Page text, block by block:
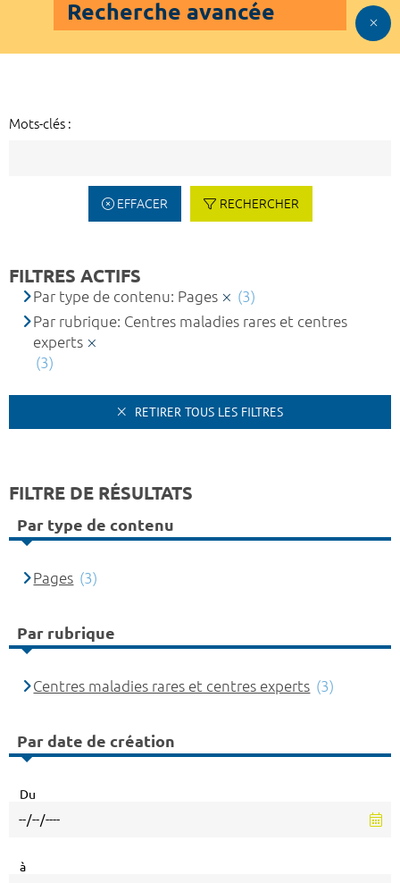
Recherche avancée
Mots-clés :
EFFACER RECHERCHER
FILTRES ACTIFS
Par type de contenu: Pages
(3)
Par rubrique: Centres maladies rares et centres
experts
(3)
RETIRER TOUS LES FILTRES
FILTRE DE RÉSULTATS
Par type de contenu
Pages (3)
Par rubrique
Centres maladies rares et centres experts (3)
Par date de création
Du
à